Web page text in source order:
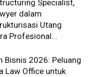
Specialist,
dalam
Utang
Profesional...
Bisnis 2026: Peluang
Law Office untuk